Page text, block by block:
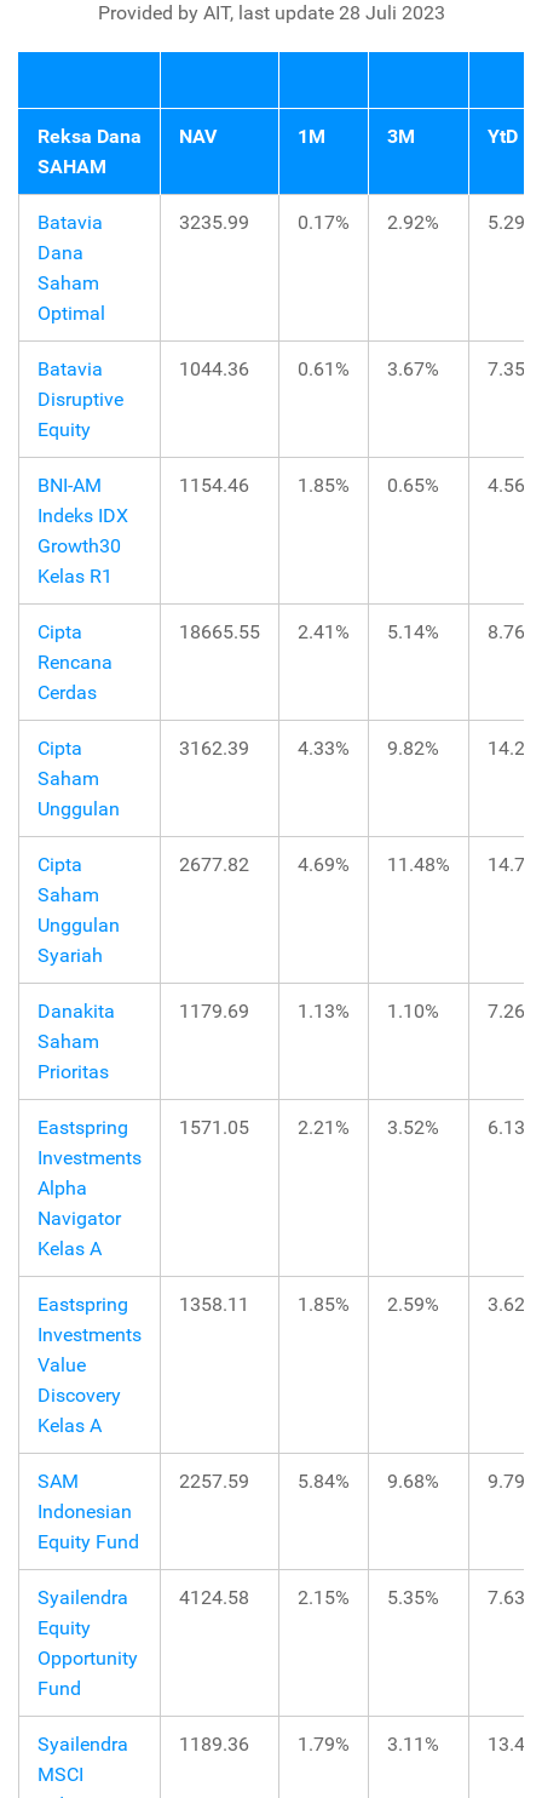
Provided by AIT, last update 28 Juli 2023
Reksa Dana
SAHAM
NAV 1M 3M YtD
Batavia
Dana
Saham
Optimal
3235.99 0.17% 2.92% 5.29%
Batavia
Disruptive
Equity
1044.36 0.61% 3.67% 7.35%
BNI-AM
Indeks IDX
Growth30
Kelas R1
1154.46 1.85% 0.65% 4.56%
Cipta
Rencana
Cerdas
18665.55 2.41% 5.14% 8.76%
Cipta
Saham
Unggulan
3162.39 4.33% 9.82%
Cipta
Saham
Unggulan
Syariah
2677.82 4.69% 11.48%
Danakita
Saham
Prioritas
1179.69 1.13% 1.10% 7.26%
Eastspring
Investments
Alpha
Navigator
Kelas A
1571.05 2.21% 3.52% 6.13%
Eastspring
Investments
Value
Discovery
Kelas A
1358.11 1.85% 2.59% 3.62%
SAM
Indonesian
Equity Fund
2257.59 5.84% 9.68% 9.79%
Syailendra
Equity
Opportunity
Fund
4124.58 2.15% 5.35% 7.63%
Syailendra
MSCI
1189.36 1.79% 3.11%